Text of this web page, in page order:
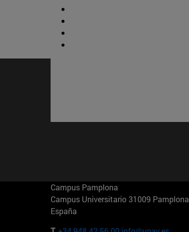
Campus Pamplona
Campus Universitario 31009 Pamplona
España